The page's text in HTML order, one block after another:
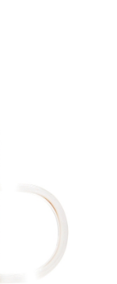
同意方可使用
本公司不負相關責
戶狀況，依本公司即
本公司將視審查結果
現惡意使用之情形，
採取法律行動。